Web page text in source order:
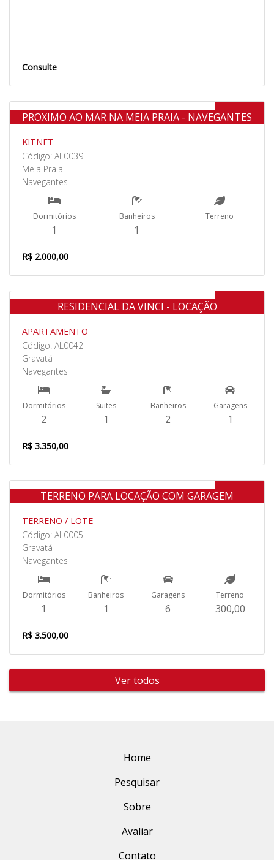
Consulte
Aluguel
PROXIMO AO MAR NA MEIA PRAIA - NAVEGANTES
KITNET
Código: AL0039
Meia Praia
Navegantes
Dormitórios
1
Banheiros
1
Terreno
R$ 2.000,00
RESIDENCIAL DA VINCI - LOCAÇÃO
APARTAMENTO
Código: AL0042
Gravatá
Navegantes
Dormitórios
2
Suites
1
Banheiros
2
Garagens
1
R$ 3.350,00
Aluguel
TERRENO PARA LOCAÇÃO COM GARAGEM
TERRENO / LOTE
Código: AL0005
Gravatá
Navegantes
Dormitórios
1
Banheiros
1
Garagens
6
Terreno
300,00
R$ 3.500,00
Ver todos
Home
Pesquisar
Sobre
Avaliar
Contato